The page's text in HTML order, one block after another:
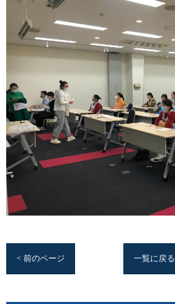
< 前のページ 一覧に戻る